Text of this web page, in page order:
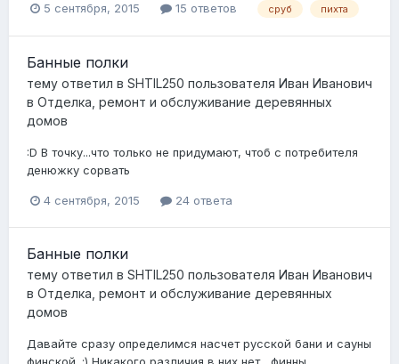
5 сентября, 2015 15 ответов сруб пихта
Банные полки
тему ответил в SHTIL250 пользователя Иван Иванович
в Отделка, ремонт и обслуживание деревянных
домов
:D В точку...что только не придумают, чтоб с потребителя
денюжку сорвать
4 сентября, 2015 24 ответа
Банные полки
тему ответил в SHTIL250 пользователя Иван Иванович
в Отделка, ремонт и обслуживание деревянных
домов
Давайте сразу определимся насчет русской бани и сауны